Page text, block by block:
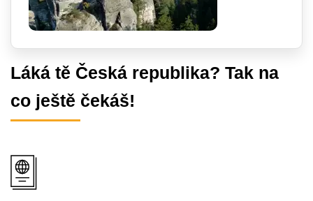
Láká tě Česká republika? Tak na
co ještě čekáš!